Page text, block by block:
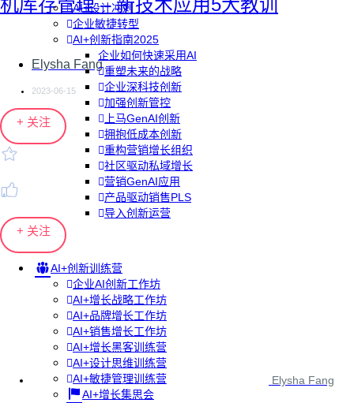
AI+设计冲刺
企业敏捷转型
AI+创新指南2025
企业如何快速采用AI
重塑未来的战略
企业深科技创新
加强创新管控
上马GenAI创新
拥抱低成本创新
重构营销增长组织
社区驱动私域增长
营销GenAI应用
产品驱动销售PLS
导入创新运营
AI+创新训练营
企业AI创新工作坊
AI+增长战略工作坊
AI+品牌增长工作坊
AI+销售增长工作坊
AI+增长黑客训练营
AI+设计思维训练营
AI+敏捷管理训练营
AI+增长集思会
机库存管理 – 新技术应用5大教训
Elysha Fang
2023-06-15
+ 关注
+ 关注
Elysha Fang